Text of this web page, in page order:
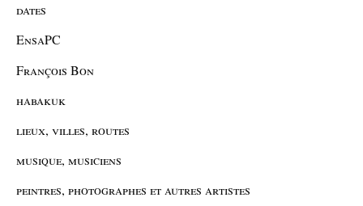
dates
EnsaPC
François Bon
habakuk
lieux, villes, routes
musique, musiciens
peintres, photographes et autres artistes